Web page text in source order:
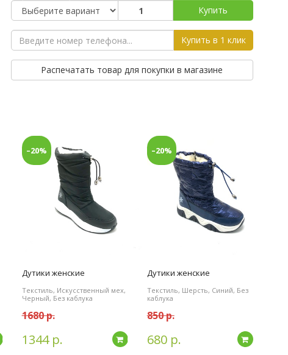
Купить
Купить в 1 клик
Распечатать товар для покупки в магазине
Подробнее
–20%
Дутики женские
Текстиль, Искусственный мех,
Черный, Без каблука
1680 р.
1344 р. Подробнее
–20%
Дутики женские
Текстиль, Шерсть, Синий, Без
каблука
850 р.
680 р.